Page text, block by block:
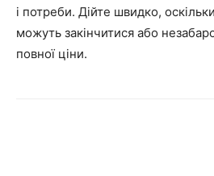
і потреби. Дійте швидко,
можуть закінчитися або
повної ціни.